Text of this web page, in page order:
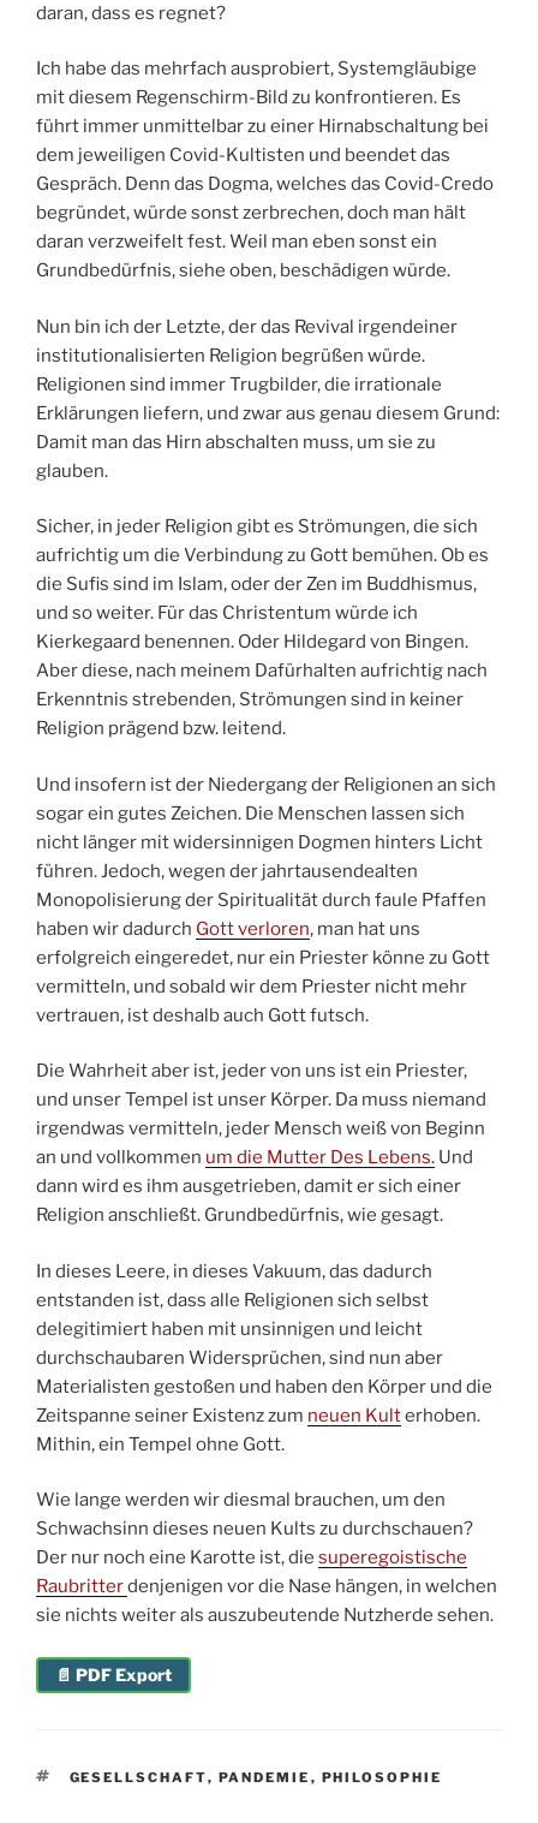
daran, dass es regnet?
Ich habe das mehrfach ausprobiert, Systemgläubige
mit diesem Regenschirm-Bild zu konfrontieren. Es
führt immer unmittelbar zu einer Hirnabschaltung bei
dem jeweiligen Covid-Kultisten und beendet das
Gespräch. Denn das Dogma, welches das Covid-Credo
begründet, würde sonst zerbrechen, doch man hält
daran verzweifelt fest. Weil man eben sonst ein
Grundbedürfnis, siehe oben, beschädigen würde.
Nun bin ich der Letzte, der das Revival irgendeiner
institutionalisierten Religion begrüßen würde.
Religionen sind immer Trugbilder, die irrationale
Erklärungen liefern, und zwar aus genau diesem Grund:
Damit man das Hirn abschalten muss, um sie zu
glauben.
Sicher, in jeder Religion gibt es Strömungen, die sich
aufrichtig um die Verbindung zu Gott bemühen. Ob es
die Sufis sind im Islam, oder der Zen im Buddhismus,
und so weiter. Für das Christentum würde ich
Kierkegaard benennen. Oder Hildegard von Bingen.
Aber diese, nach meinem Dafürhalten aufrichtig nach
Erkenntnis strebenden, Strömungen sind in keiner
Religion prägend bzw. leitend.
Und insofern ist der Niedergang der Religionen an sich
sogar ein gutes Zeichen. Die Menschen lassen sich
nicht länger mit widersinnigen Dogmen hinters Licht
führen. Jedoch, wegen der jahrtausendealten
Monopolisierung der Spiritualität durch faule Pfaffen
haben wir dadurch Gott verloren, man hat uns
erfolgreich eingeredet, nur ein Priester könne zu Gott
vermitteln, und sobald wir dem Priester nicht mehr
vertrauen, ist deshalb auch Gott futsch.
Die Wahrheit aber ist, jeder von uns ist ein Priester,
und unser Tempel ist unser Körper. Da muss niemand
irgendwas vermitteln, jeder Mensch weiß von Beginn
an und vollkommen um die Mutter Des Lebens. Und
dann wird es ihm ausgetrieben, damit er sich einer
Religion anschließt. Grundbedürfnis, wie gesagt.
In dieses Leere, in dieses Vakuum, das dadurch
entstanden ist, dass alle Religionen sich selbst
delegitimiert haben mit unsinnigen und leicht
durchschaubaren Widersprüchen, sind nun aber
Materialisten gestoßen und haben den Körper und die
Zeitspanne seiner Existenz zum neuen Kulterhoben.
Mithin, ein Tempel ohne Gott.
Wie lange werden wir diesmal brauchen, um den
Schwachsinn dieses neuen Kults zu durchschauen?
Der nur noch eine Karotte ist, die superegoistische
Raubritterdenjenigen vor die Nase hängen, in welchen
sie nichts weiter als auszubeutende Nutzherde sehen.
📄 PDF Export
SCHLAGWÖRTER
GESELLSCHAFT, PANDEMIE , PHILOSOPHIE